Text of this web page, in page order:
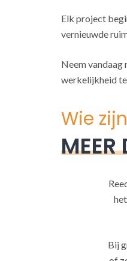
Elk project
vernieuwde
Neem vandaag
werkelijkheid te
Wie
Bij